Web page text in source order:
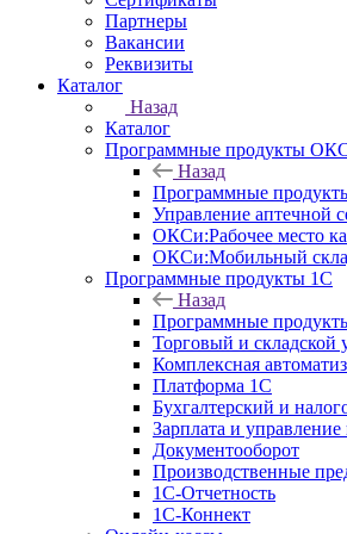
Партнеры
Вакансии
Реквизиты
Каталог
Назад
Каталог
Программные продукты
Назад
Программные
Управление аптечной
ОКСи:Рабочее место
ОКСи:Мобильный
Программные продукты 1С
Назад
Программные
Торговый и складской
Комплексная
Платформа 1С
Бухгалтерский и
Зарплата и
Документооборот
Производственные
1С-Отчетность
1С-Коннект